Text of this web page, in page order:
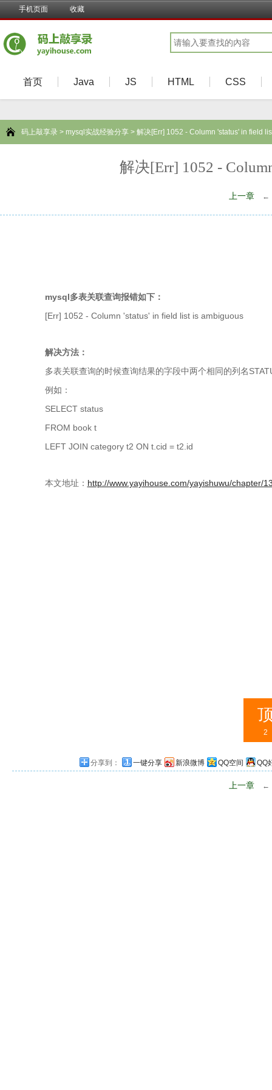
手机页面 收藏
首页 Java JS HTML CSS
码上敲享录 > mysql实战经验分享 > 解决[Err] 1052 - Column 'status' in field
解决[Err] 1052 -
上一章 ←
mysql多表关联查询报错如下：
[Err] 1052 - Column 'status' in field list is ambiguous
解决方法：
多表关联查询的时候查询结果的字段中两个相同的列名
例如：
SELECT status
FROM book t
LEFT JOIN category t2 ON t.cid = t2.id
本文地址： http://www.yayihouse.com/yayishuwu/chapter/
2
分享到： 一键分享 新浪微博 QQ空间 QQ
上一章 ←